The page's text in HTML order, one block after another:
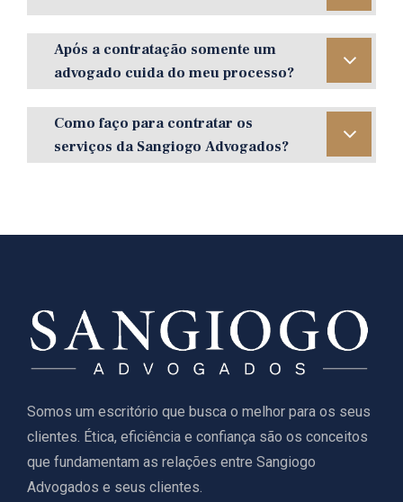
Após a contratação somente um
advogado cuida do meu processo?
Como faço para contratar os
serviços da Sangiogo Advogados?
Somos um escritório que busca o melhor para os seus
clientes. Ética, eficiência e confiança são os conceitos
que fundamentam as relações entre Sangiogo
Advogados e seus clientes.